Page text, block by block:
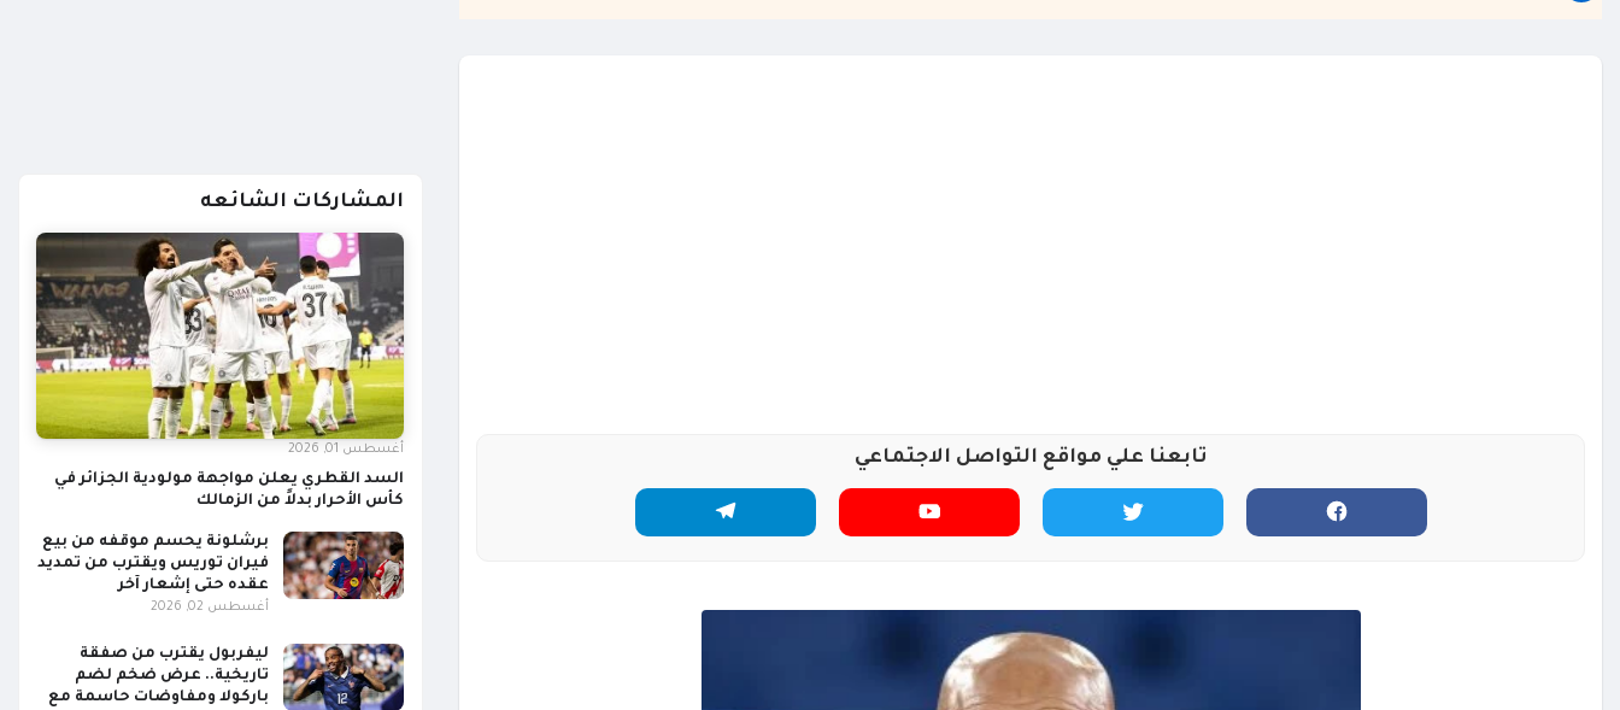
تابعنا علي مواقع التواصل الاجتماعي
المشاركات الشائعه
السد القطري يعلن مواجهة مولودية الجزائر في
كأس الأحرار بدلاً من الزمالك
أغسطس 01, 2026
برشلونة يحسم موقفه من بيع
فيران توريس ويقترب من تمديد
عقده حتى إشعار آخر
أغسطس 02, 2026
ليفربول يقترب من صفقة
تاريخية.. عرض ضخم لضم
باركولا ومفاوضات حاسمة مع